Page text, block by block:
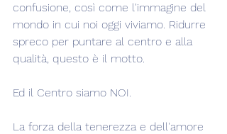
confusione, così come l'immagine del
mondo in cui noi oggi viviamo. Ridurre
spreco per puntare al centro e alla
qualità, questo è il motto.
Ed il Centro siamo NOI.
La forza della tenerezza e dell'amore